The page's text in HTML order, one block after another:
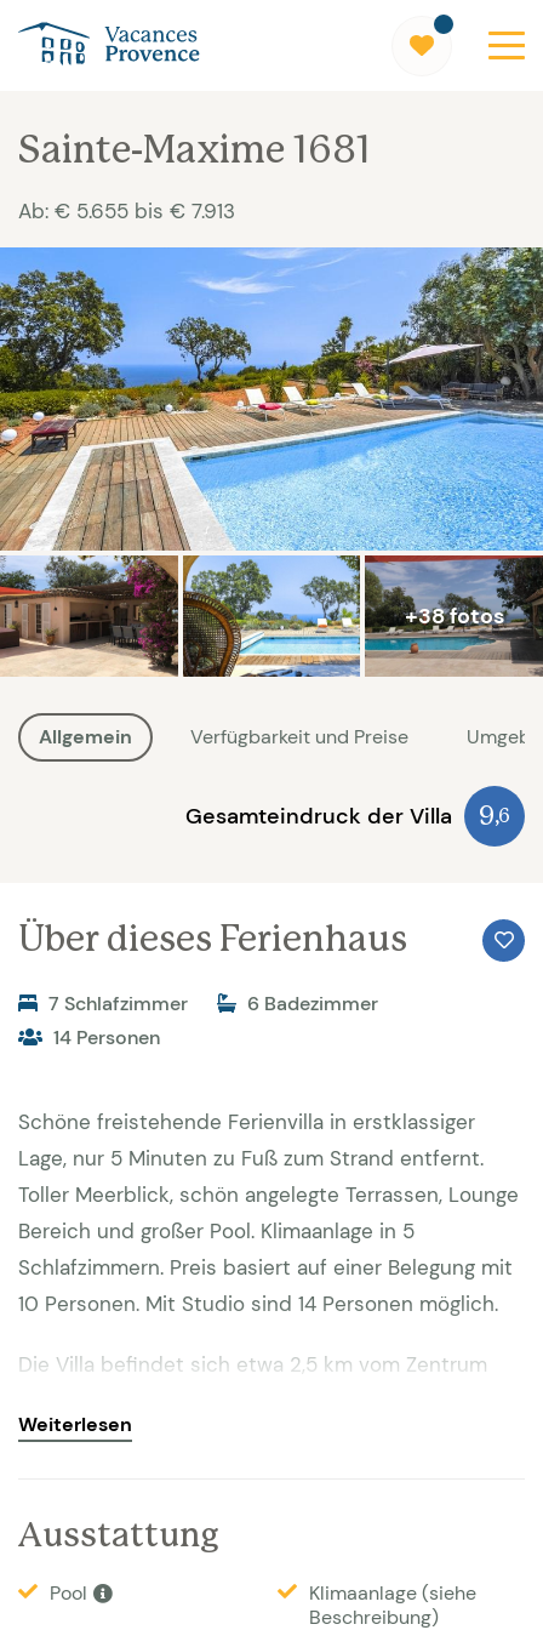
Sainte-Maxime 1681
Ab: € 5.655 bis € 7.913
+38 fotos
Allgemein Verfügbarkeit und Preise
Gesamteindruck der Villa 9,6
Über dieses Ferienhaus
7 Schlafzimmer
6 Badezimmer
14 Personen
Schöne freistehende Ferienvilla in erstklassiger
Lage, nur 5 Minuten zu Fuß zum Strand entfernt.
Toller Meerblick, schön angelegte Terrassen, Lounge
Bereich und großer Pool. Klimaanlage in 5
Schlafzimmern. Preis basiert auf einer Belegung mit
10 Personen. Mit Studio sind 14 Personen möglich.
Die Villa befindet sich etwa 2,5 km vom Zentrum
schönen Stränden von La Croisette. Das Haus ist
Die Terrasse und der Garten sind großzügig und
eben angelegt. Ein Essbereich, Lounge Set unter
einem überdachten Teil der Terrasse und mehrere
Weiterlesen
Ausstattung
Pool
Klimaanlage (siehe
Beschreibung)